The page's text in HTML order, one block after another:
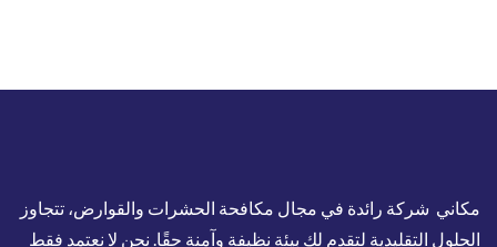
مكاني شركة رائدة في مجال مكافحة الحشرات والقوارض، تتجاوز
الحلول التقليدية لتقدم لك بيئة نظيفة وآمنة حقًا. نحن لا نعتمد فقط